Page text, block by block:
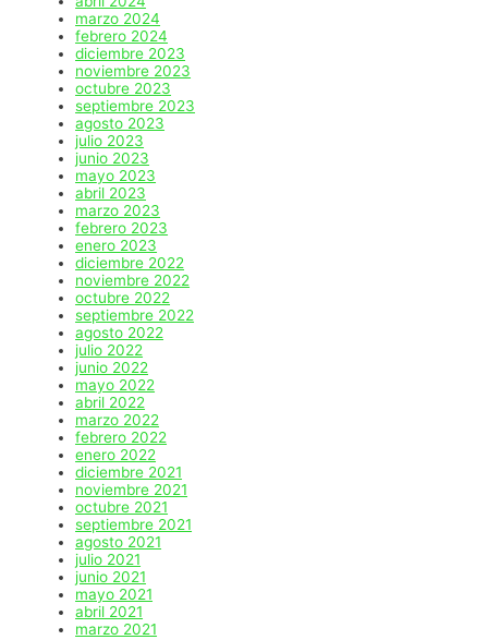
marzo 2024
febrero 2024
diciembre 2023
noviembre 2023
octubre 2023
septiembre 2023
agosto 2023
julio 2023
junio 2023
mayo 2023
abril 2023
marzo 2023
febrero 2023
enero 2023
diciembre 2022
noviembre 2022
octubre 2022
septiembre 2022
agosto 2022
julio 2022
junio 2022
mayo 2022
abril 2022
marzo 2022
febrero 2022
enero 2022
diciembre 2021
noviembre 2021
octubre 2021
septiembre 2021
agosto 2021
julio 2021
junio 2021
mayo 2021
abril 2021
marzo 2021